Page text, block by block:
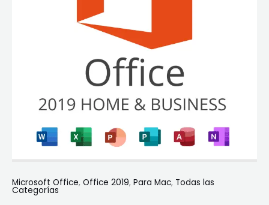
Microsoft Office, Office 2019, Para Mac, Todas las
Categorías